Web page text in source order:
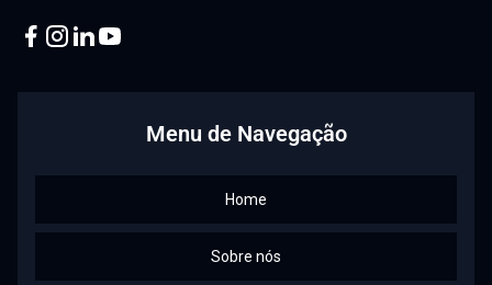
Menu de Navegação
Home
Sobre nós